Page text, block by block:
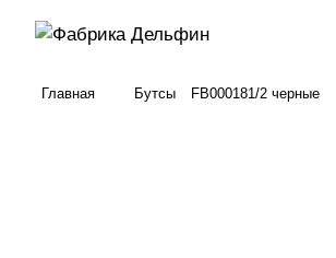
Главная Бутсы FB000181/2 черные